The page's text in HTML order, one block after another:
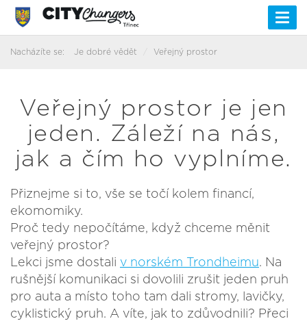
Nacházíte se: Je dobré vědět Veřejný prostor
Veřejný prostor je jen
jeden. Záleží na nás,
jak a čím ho vyplníme.
Přiznejme si to, vše se točí kolem financí,
ekomomiky.
Proč tedy nepočítáme, když chceme měnit
veřejný prostor?
Lekci jsme dostali v norském Trondheimu. Na
rušnější komunikaci si dovolili zrušit jeden pruh
pro auta a místo toho tam dali stromy, lavičky,
cyklistický pruh. A víte, jak to zdůvodnili? Přeci